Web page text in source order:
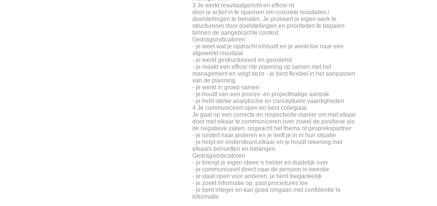
3 Je werkt resultaatgericht en efficie¨nt
door je actief in te spannen om concrete resultaten /
doelstellingen te behalen. Je probeert je eigen werk te
structureren door doelstellingen en prioriteiten te bepalen
binnen de aangebrachte context.
Gedragsindicatoren
- je weet wat je opdracht inhoudt en je werkt toe naar een
afgewerkt resultaat
- je werkt gestructureerd en geordend
- je maakt een efficie¨nte planning op samen met het
management en volgt deze - je bent flexibel in het aanpassen
van de planning
- je werkt in groep samen
- je houdt van een proces- en projectmatige aanpak
- je hebt sterke analytische en conceptuele vaardigheden
4 Je communiceert open en bent collegiaal
Je gaat op een correcte en respectvolle manier om met elkaar
door met elkaar te communiceren over zowel de positieve als
de negatieve zaken, ongeacht het thema of gesprekspartner
- je luistert naar anderen en je leeft je in in hun situatie
- je helpt en ondersteunt elkaar en je houdt rekening met
elkaars behoeften en belangen
Gedragsindicatoren
- je brengt je eigen ideee¨n helder en duidelijk over
- je communiceert direct naar de persoon in kwestie
- je staat open voor anderen, je bent toegankelijk
- je zoekt informatie op, past procedures toe
- je bent integer en kan goed omgaan met confidentie¨le
informatie